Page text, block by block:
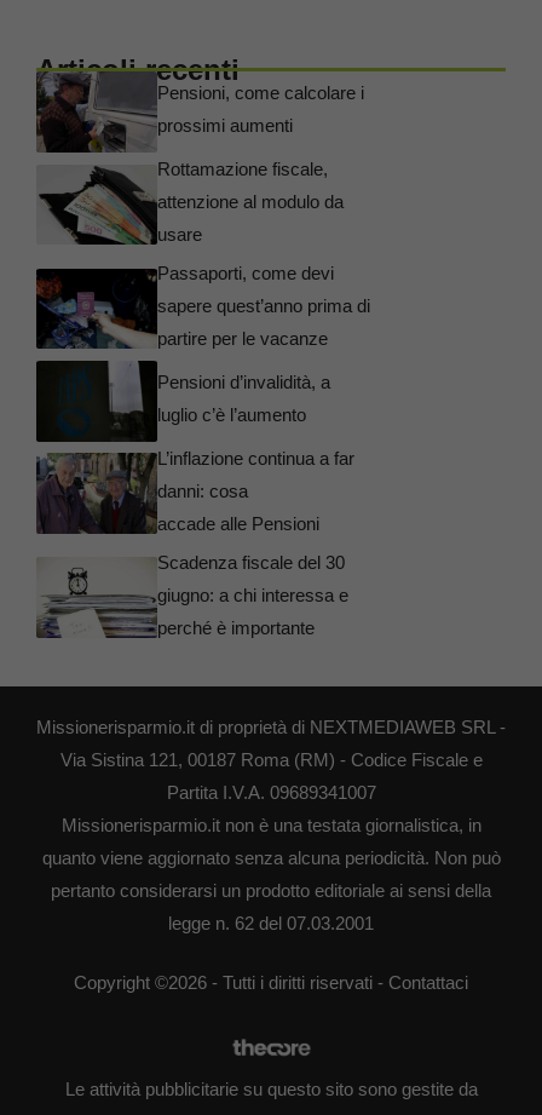
Articoli recenti
Pensioni, come calcolare i
prossimi aumenti
Rottamazione fiscale,
attenzione al modulo da
usare
Passaporti, come devi
sapere quest’anno prima di
partire per le vacanze
Pensioni d’invalidità, a
luglio c’è l’aumento
L’inflazione continua a far
danni: cosa
accade alle Pensioni
Scadenza fiscale del 30
giugno: a chi interessa e
perché è importante
Missionerisparmio.it di proprietà di NEXTMEDIAWEB SRL -
Via Sistina 121, 00187 Roma (RM) - Codice Fiscale e
Partita I.V.A. 09689341007
Missionerisparmio.it non è una testata giornalistica, in
quanto viene aggiornato senza alcuna periodicità. Non può
pertanto considerarsi un prodotto editoriale ai sensi della
legge n. 62 del 07.03.2001
Copyright ©2026 - Tutti i diritti riservati - Contattaci
Le attività pubblicitarie su questo sito sono gestite da